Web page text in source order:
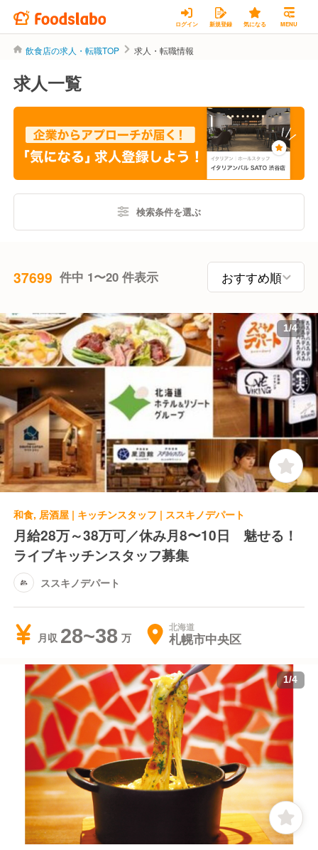
ログイン 新規登録 気になる MENU
飲食店の求人・転職TOP 求人・転職情報
求人一覧
検索条件を選ぶ
37699 件中 1〜20 件表示
1/4
和食, 居酒屋 | キッチンスタッフ | ススキノデパート
月給28万～38万可／休み月8〜10日 魅せる！
ライブキッチンスタッフ募集
ススキノデパート
月収 28~38 北海道
札幌市中央区
1/4